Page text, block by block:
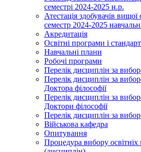
семестрі 2024-2025 н.р.
Атестація здобувачів
семестр 2024-2025
Акредитація
Освітні програми і
Навчальні плани
Робочі програми
Перелік дисциплін за
Перелік дисциплін за
Доктора філософії
Перелік дисциплін за
Доктори філософії
Перелік дисциплін за
Військова кафедра
Опитування
Процедура вибору освітніх